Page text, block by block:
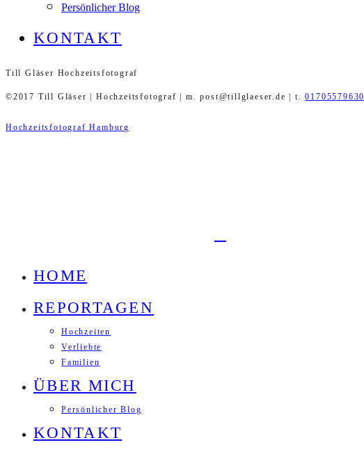
Persönlicher Blog
KONTAKT
Till Gläser Hochzeitsfotograf
©2017 Till Gläser | Hochzeitsfotograf | m. post@tillglaeser.de | t.01705579630
Hochzeitsfotograf Hamburg
HOME
REPORTAGEN
Hochzeiten
Verliebte
Familien
ÜBER MICH
Persönlicher Blog
KONTAKT